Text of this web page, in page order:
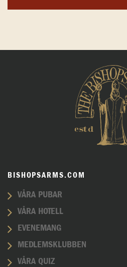
BISHOPSARMS.COM
VÅRA PUBAR
VÅRA HOTELL
EVENEMANG
MEDLEMSKLUBBEN
VÅRA QUIZ